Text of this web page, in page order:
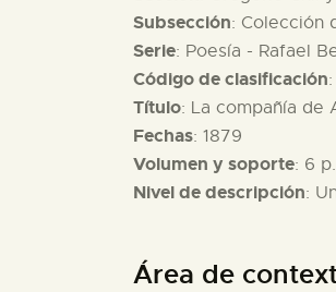
Subsección: Colección
Serie: Poesía - Rafael
Código de clasificación
Título: La compañía de
Fechas: 1879
Volumen y soporte: 6
Nivel de descripción:
Área de